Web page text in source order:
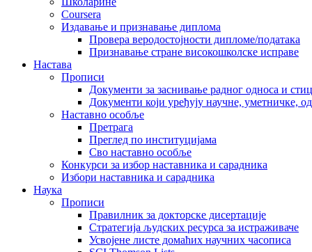
Coursera
Издавање и признавање диплома
Провера веродостојности дипломе/података
Признавање стране високошколске исправе
Настава
Прописи
Документи за заснивање радног односа и
Документи који уређују научне, уметничке,
Наставно особље
Претрага
Преглед по институцијама
Сво наставно особље
Конкурси за избор наставника и сарадника
Избори наставника и сарадника
Наука
Прописи
Правилник за докторске дисертације
Стратегија људских ресурса за истраживаче
Усвојене листе домаћих научних часописа